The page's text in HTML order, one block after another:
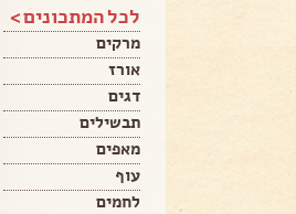
לכל המתכונים >
מרקים
אורז
דגים
תבשילים
מאפים
עוף
לחמים